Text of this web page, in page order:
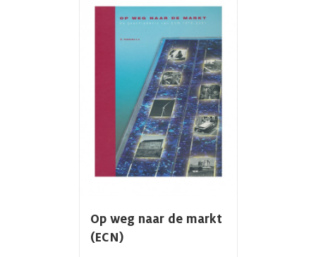
Op weg naar de markt
(ECN)